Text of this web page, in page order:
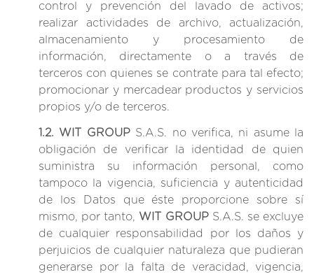
control y prevención del lavado de activos;
realizar actividades de archivo, actualización,
almacenamiento y procesamiento de
información, directamente o a través de
terceros con quienes se contrate para tal efecto;
promocionar y mercadear productos y servicios
propios y/o de terceros.
1.2. WIT GROUPS.A.S. no verifica, ni asume la
obligación de verificar la identidad de quien
suministra su información personal, como
tampoco la vigencia, suficiencia y autenticidad
de los Datos que éste proporcione sobre sí
mismo, por tanto, WIT GROUPS.A.S. se excluye
de cualquier responsabilidad por los daños y
perjuicios de cualquier naturaleza que pudieran
generarse por la falta de veracidad, vigencia,